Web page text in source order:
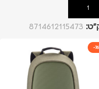
הוספה לסל
8714612115473
-